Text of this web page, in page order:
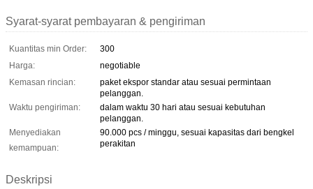
Syarat-syarat pembayaran & pengiriman
Kuantitas min Order:
300
Harga:
negotiable
Kemasan rincian:
paket ekspor standar atau sesuai permintaan
pelanggan.
Waktu pengiriman:
dalam waktu 30 hari atau sesuai kebutuhan
pelanggan.
Menyediakan
kemampuan:
90.000 pcs / minggu, sesuai kapasitas dari bengkel
perakitan
Deskripsi